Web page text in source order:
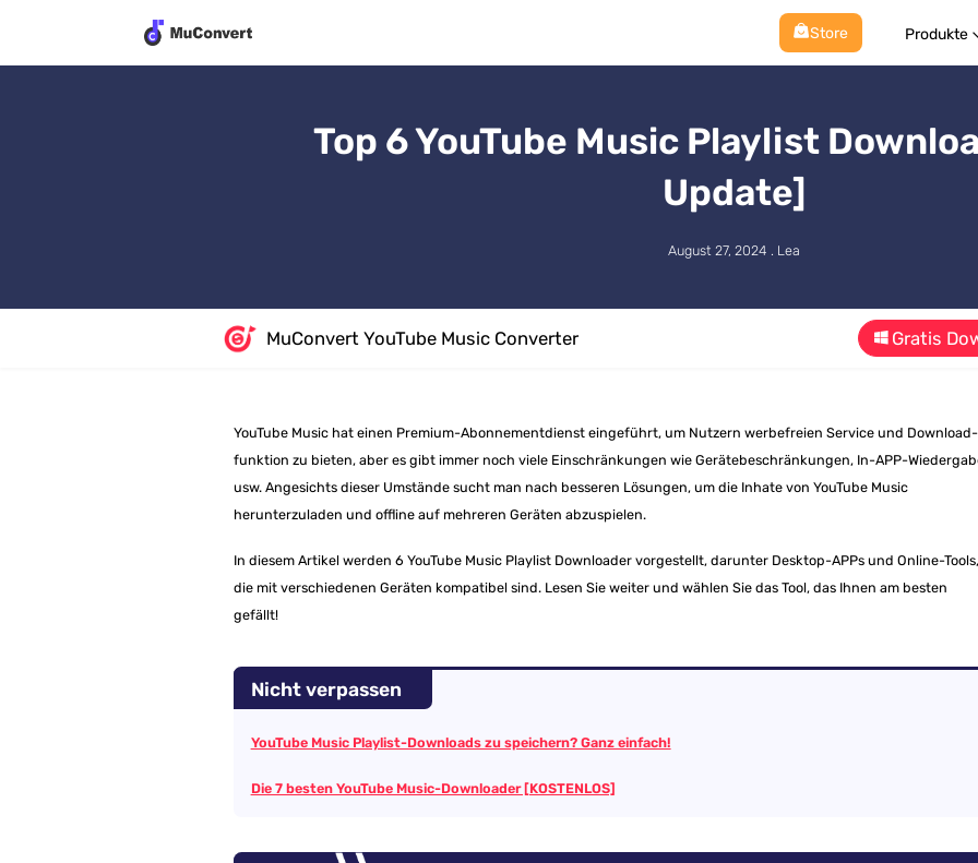
Store Produkte
Top 6 YouTube Music Playlist
Update]
August 27, 2024 . Lea
MuConvert YouTube Music Converter Gratis
YouTube Music hat einen Premium-Abonnementdienst eingeführt, um Nutzern werbefreien Service und Download-
funktion zu bieten, aber es gibt immer noch viele Einschränkungen wie Gerätebeschränkungen, In-APP-
usw. Angesichts dieser Umstände sucht man nach besseren Lösungen, um die Inhate von YouTube Music
herunterzuladen und offline auf mehreren Geräten abzuspielen.
In diesem Artikel werden 6 YouTube Music Playlist Downloader vorgestellt, darunter Desktop-APPs und Online-
die mit verschiedenen Geräten kompatibel sind. Lesen Sie weiter und wählen Sie das Tool, das Ihnen am besten
gefällt!
Nicht verpassen
YouTube Music Playlist-Downloads zu speichern? Ganz einfach!
Die 7 besten YouTube Music-Downloader [KOSTENLOS]